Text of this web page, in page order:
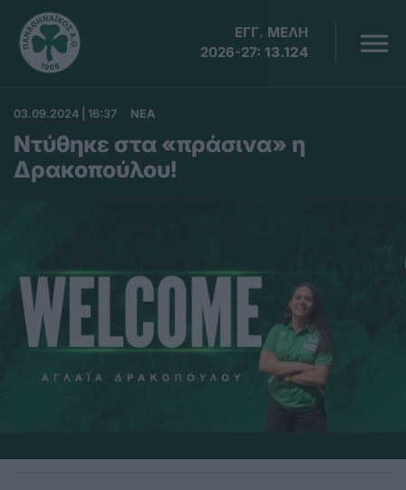
ΕΓΓ. ΜΕΛΗ
2026-27: 13.124
03.09.2024 | 16:37 ΝΕΑ
Ντύθηκε στα «πράσινα» η
Δρακοπούλου!